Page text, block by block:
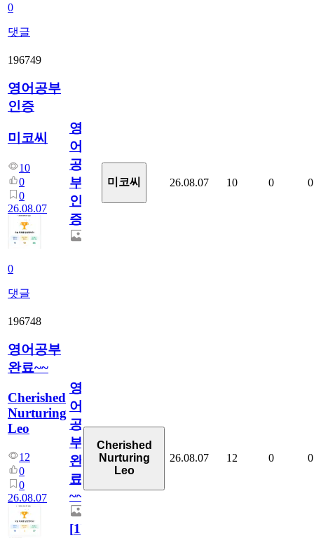
0
댓글
196749
영어공부
인증
미코씨
10
0
0
26.08.07
0
댓글
영
어
공
부
인
증
미코씨 26.08.07 10 0 0
196748
영어공부
완료~~
Cherished
Nurturing
Leo
12
0
0
26.08.07
영
어
공
부
완
료
~~
[1]
Cherished
Nurturing
Leo
26.08.07 12 0 0